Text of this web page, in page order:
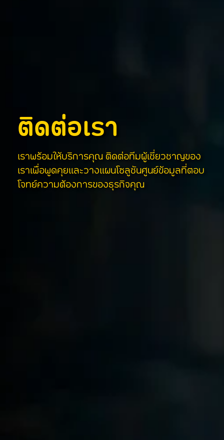
ติดต่อเรา
เราพร้อมให้บริการคุณ ติดต่อทีมผู้เชี่ยวชาญของ
เราเพื่อพูดคุยและวางแผนโซลูชันศูนย์ข้อมูลที่ตอบ
โจทย์ความต้องการของธุรกิจคุณ